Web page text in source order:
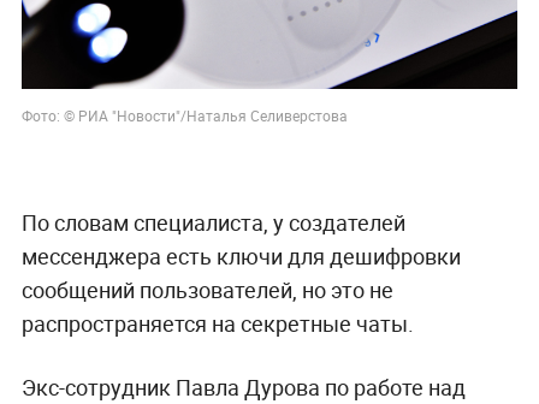
Фото: © РИА "Новости"/Наталья Селиверстова
По словам специалиста, у создателей
мессенджера есть ключи для дешифровки
сообщений пользователей, но это не
распространяется на секретные чаты.
Экс-сотрудник Павла Дурова по работе над